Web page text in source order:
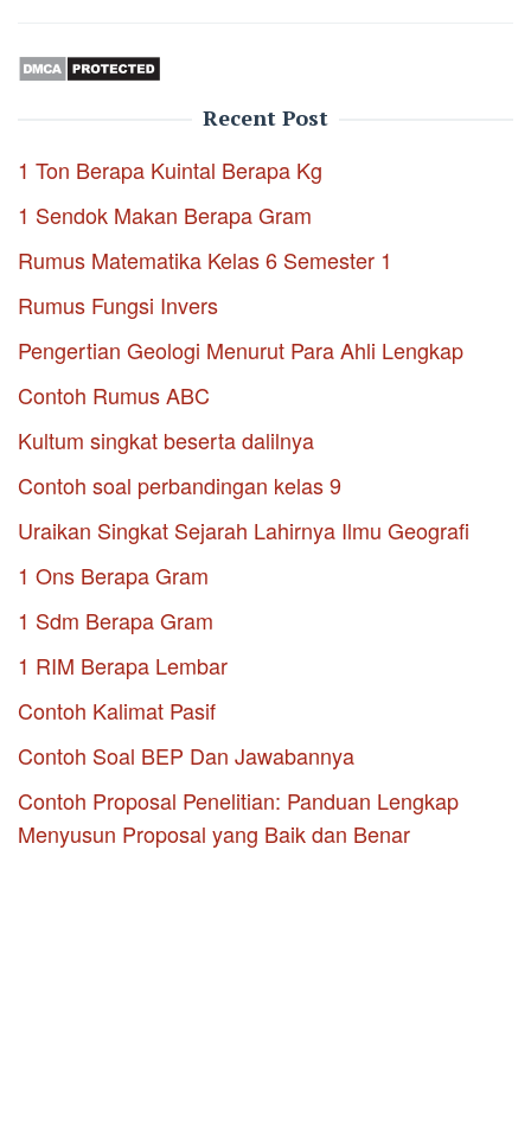
Recent Post
1 Ton Berapa Kuintal Berapa Kg
1 Sendok Makan Berapa Gram
Rumus Matematika Kelas 6 Semester 1
Rumus Fungsi Invers
Pengertian Geologi Menurut Para Ahli Lengkap
Contoh Rumus ABC
Kultum singkat beserta dalilnya
Contoh soal perbandingan kelas 9
Uraikan Singkat Sejarah Lahirnya Ilmu Geografi
1 Ons Berapa Gram
1 Sdm Berapa Gram
1 RIM Berapa Lembar
Contoh Kalimat Pasif
Contoh Soal BEP Dan Jawabannya
Contoh Proposal Penelitian: Panduan Lengkap
Menyusun Proposal yang Baik dan Benar